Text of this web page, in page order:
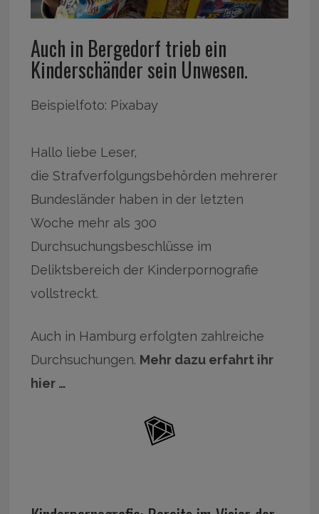
Auch in Bergedorf trieb ein
Kinderschänder sein Unwesen.
Beispielfoto: Pixabay
Hallo liebe Leser,
die Strafverfolgungsbehörden mehrerer
Bundesländer haben in der letzten
Woche mehr als 300
Durchsuchungsbeschlüsse im
Deliktsbereich der Kinderpornografie
vollstreckt.
Auch in Hamburg erfolgten zahlreiche
Durchsuchungen. Mehr dazu erfahrt ihr
hier …